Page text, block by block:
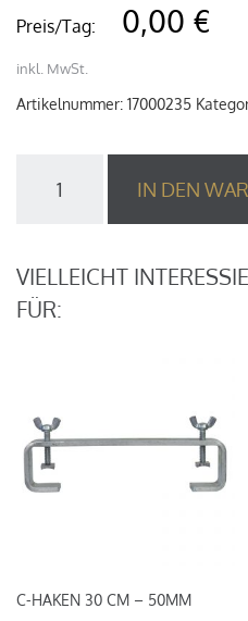
Preis/Tag: 0,00 €
inkl. MwSt.
Artikelnummer: 17000235
gekauscht,
Tonne
Menge
IN DEN
VIELLEICHT
FÜR:
C-HAKEN 30 CM – 50MM